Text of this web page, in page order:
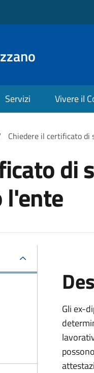
Servizi Vivere il
Chiedere il certificato di
di
l'ente
Gli ex-